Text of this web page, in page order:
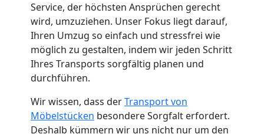
Service, der höchsten Ansprüchen gerecht
wird, umzuziehen. Unser Fokus liegt darauf,
Ihren Umzug so einfach und stressfrei wie
möglich zu gestalten, indem wir jeden Schritt
Ihres Transports sorgfältig planen und
durchführen.
Wir wissen, dass derTransport von
Möbelstücken besondere Sorgfalt erfordert.
Deshalb kümmern wir uns nicht nur um den
Kleiner
Umzug
Leonding
Küchenumzug